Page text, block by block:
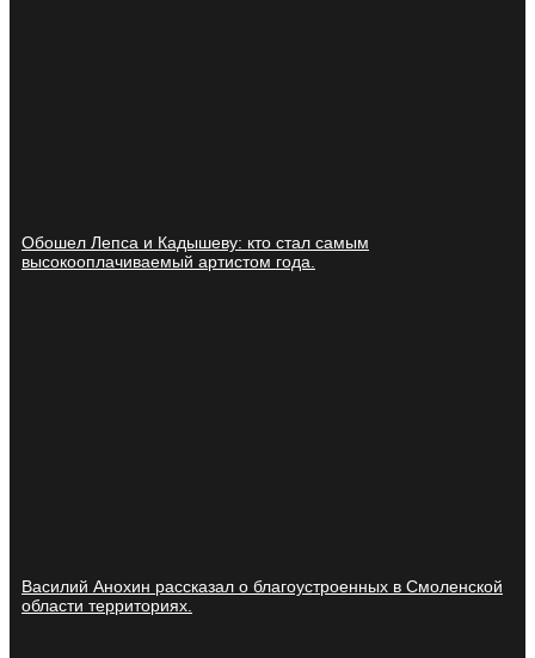
Обошел Лепса и Кадышеву: кто стал самым
высокооплачиваемый артистом года.
Василий Анохин рассказал о благоустроенных в Смоленской
области территориях.